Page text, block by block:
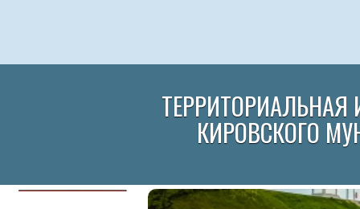
КИРОВСКОГО